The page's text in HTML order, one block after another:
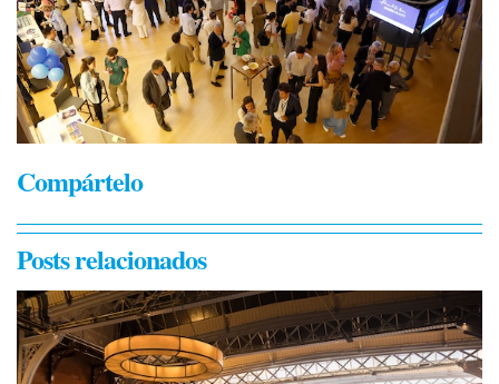
Compártelo
Posts relacionados